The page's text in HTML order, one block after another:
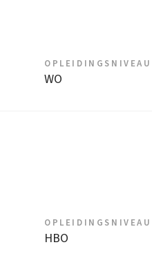
OPLEIDINGSNIVEAU
WO
OPLEIDINGSNIVEAU
HBO